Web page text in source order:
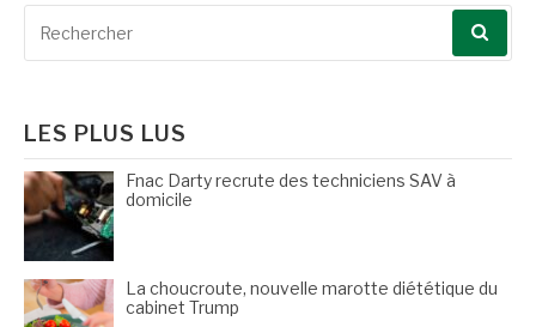
LES PLUS LUS
Fnac Darty recrute des techniciens SAV à
domicile
La choucroute, nouvelle marotte diététique du
cabinet Trump